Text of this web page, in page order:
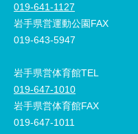
019-641-1127
岩手県営運動公園FAX
019-643-5947
岩手県営体育館TEL
019-647-1010
岩手県営体育館FAX
019-647-1011